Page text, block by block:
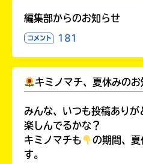
編集部からのお知らせ
コメント 181
キミノマチ、夏休みのお
みんな、いつも投稿あり
楽しんでるかな？
キミノマチも
の期間、夏
す。